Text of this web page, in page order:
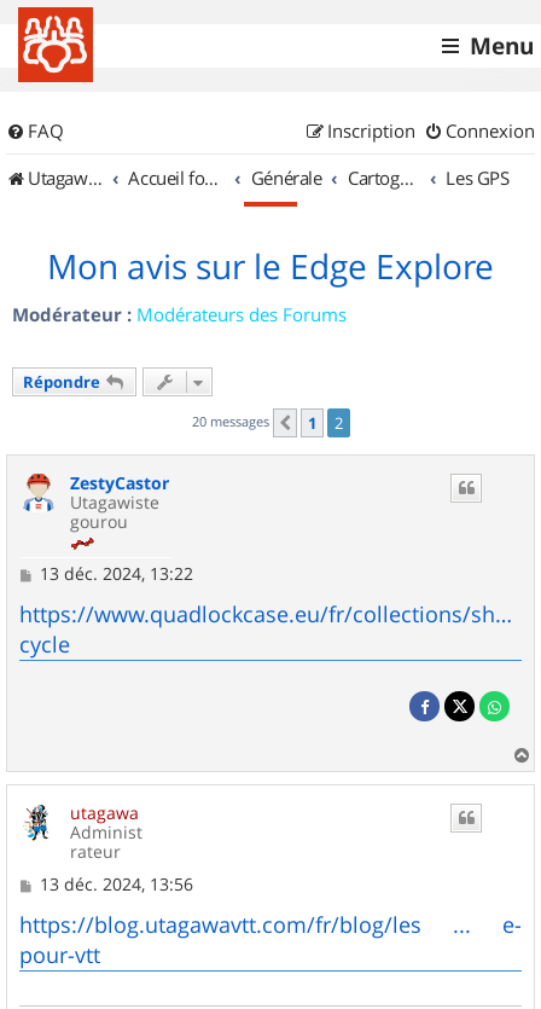
Menu
FAQ Connexion
Inscription
UtagawaVTT (Randos VTT et VTTAE avec traces GPS)
Accueil forum Générale Cartographie et GPS Les GPS
Mon avis sur le Edge Explore
Modérateur : Modérateurs des Forums
Répondre
20 messages Précédent
1 2
ZestyCastor
Utagawiste
gourou
M
s
s
a
g
13 déc. 2024, 13:22
https://www.quadlockcase.eu/fr/collections/shop-
cycle
a
utagawa
Administ
rateur
M
s
s
a
g
13 déc. 2024, 13:56
https://blog.utagawavtt.com/fr/blog/les ... e-
pour-vtt